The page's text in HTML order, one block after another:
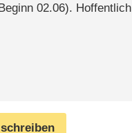
02.06). Hoffentlich